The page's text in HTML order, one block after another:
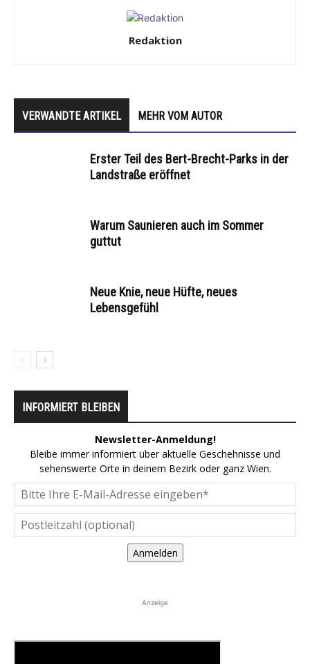
Redaktion
VERWANDTE ARTIKEL MEHR VOM AUTOR
Erster Teil des Bert-Brecht-Parks in der
Landstraße eröffnet
Warum Saunieren auch im Sommer
guttut
Neue Knie, neue Hüfte, neues
Lebensgefühl
INFORMIERT BLEIBEN
Newsletter-Anmeldung!
Bleibe immer informiert über aktuelle Geschehnisse und
sehenswerte Orte in deinem Bezirk oder ganz Wien.
Anmelden
Anzeige